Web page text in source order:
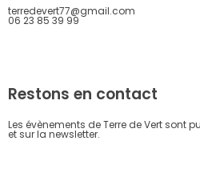
terredevert77@gmail.com
06 23 85 39 99
Restons en contact
Les évènements de Terre de Vert sont
et sur la newsletter.